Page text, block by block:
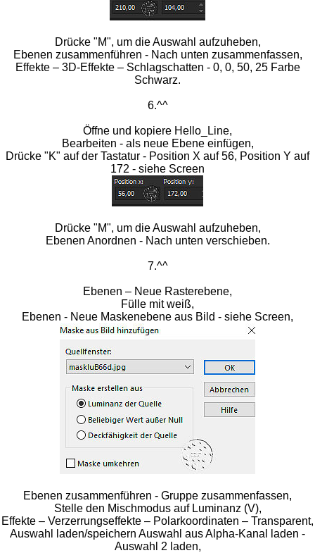
Drücke "M", um die Auswahl aufzuheben,
Ebenen zusammenführen - Nach unten zusammenfassen,
Effekte – 3D-Effekte – Schlagschatten - 0, 0, 50, 25 Farbe
Schwarz.
6.^^
Öffne und kopiere Hello_Line,
Bearbeiten - als neue Ebene einfügen,
Drücke "K" auf der Tastatur - Position X auf 56, Position Y auf
172 - siehe Screen
Drücke "M", um die Auswahl aufzuheben,
Ebenen Anordnen - Nach unten verschieben.
7.^^
Ebenen – Neue Rasterebene,
Fülle mit weiß,
Ebenen - Neue Maskenebene aus Bild - siehe Screen,
Ebenen zusammenführen - Gruppe zusammenfassen,
Stelle den Mischmodus auf Luminanz (V),
Effekte – Verzerrungseffekte – Polarkoordinaten – Transparent,
Auswahl laden/speichern Auswahl aus Alpha-Kanal laden -
Auswahl 2 laden,